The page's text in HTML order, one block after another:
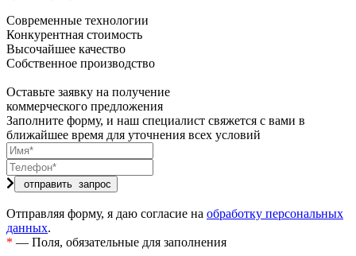
Современные технологии
Конкурентная стоимость
Высочайшее качество
Собственное производство
Оставьте заявку на получение
коммерческого предложения
Заполните форму, и наш специалист свяжется с вами в
ближайшее время для уточнения всех условий
Отправляя форму, я даю согласие на обработку персональных
данных.
* — Поля, обязательные для заполнения